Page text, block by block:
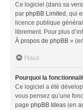
Ce logiciel (dans sa
par phpBB Limited, qui
licence publique
librement. Pour plus
À propos de phpBB »
Haut
Pourquoi la
Ce logiciel a été
vous pensez qu’une
page phpBB Ideas (en